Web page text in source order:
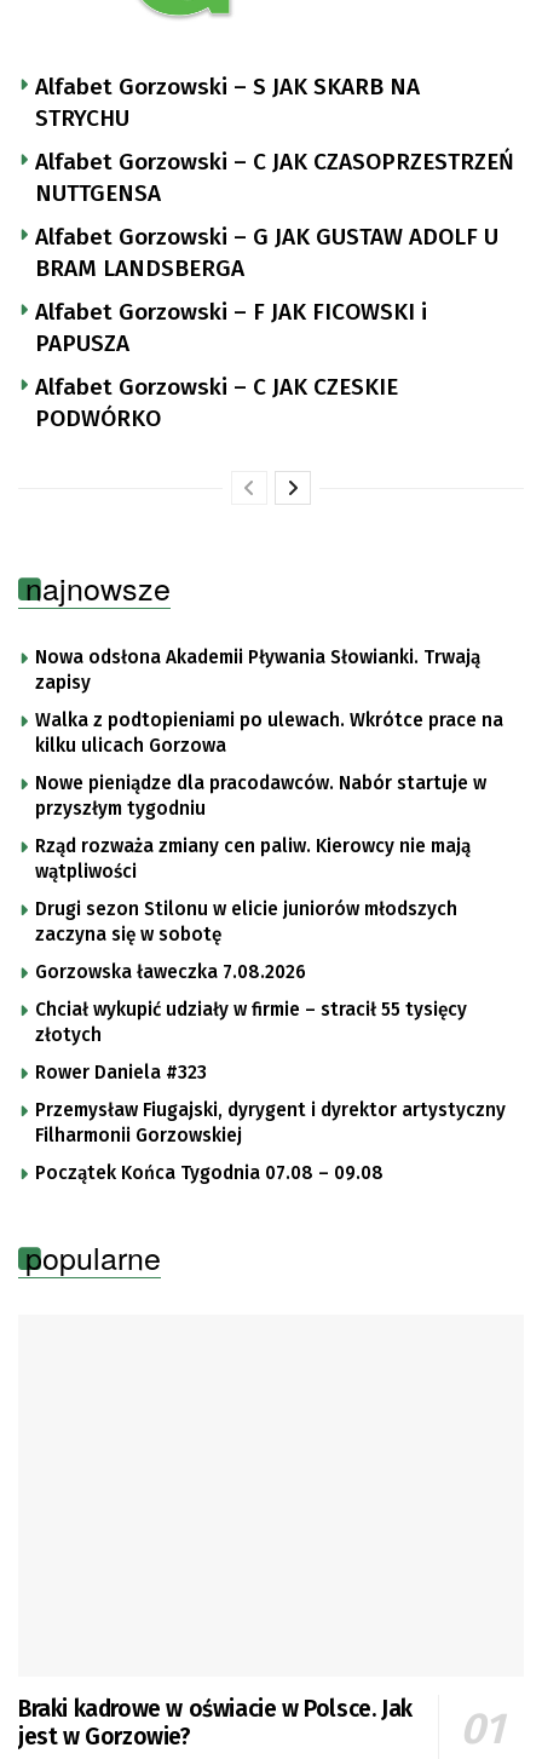
Alfabet Gorzowski – S JAK SKARB NA
STRYCHU
Alfabet Gorzowski – C JAK CZASOPRZESTRZEŃ
NUTTGENSA
Alfabet Gorzowski – G JAK GUSTAW ADOLF U
BRAM LANDSBERGA
Alfabet Gorzowski – F JAK FICOWSKI i
PAPUSZA
Alfabet Gorzowski – C JAK CZESKIE
PODWÓRKO
najnowsze
Nowa odsłona Akademii Pływania Słowianki. Trwają
zapisy
Walka z podtopieniami po ulewach. Wkrótce prace na
kilku ulicach Gorzowa
Nowe pieniądze dla pracodawców. Nabór startuje w
przyszłym tygodniu
Rząd rozważa zmiany cen paliw. Kierowcy nie mają
wątpliwości
Drugi sezon Stilonu w elicie juniorów młodszych
zaczyna się w sobotę
Gorzowska ławeczka 7.08.2026
Chciał wykupić udziały w firmie – stracił 55 tysięcy
złotych
Rower Daniela #323
Przemysław Fiugajski, dyrygent i dyrektor artystyczny
Filharmonii Gorzowskiej
Początek Końca Tygodnia 07.08 – 09.08
popularne
Braki kadrowe w oświacie w Polsce. Jak
jest w Gorzowie?